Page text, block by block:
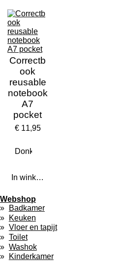
Correctb
ook
reusable
notebook
A7
pocket
€ 11,95
In winkelwagen
Webshop
Badkamer
Keuken
Vloer en tapijt
Toilet
Washok
Kinderkamer